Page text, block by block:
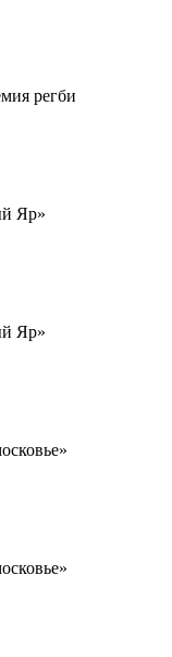
регби
Яр»
Яр»